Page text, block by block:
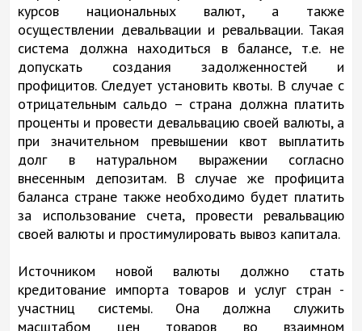
курсов национальных валют, а также
осуществлении девальвации и ревальвации. Такая
система должна находиться в балансе, т.е. не
допускать создания задолженностей и
профицитов. Следует установить квоты. В случае с
отрицательным сальдо – страна должна платить
проценты и провести девальвацию своей валюты, а
при значительном превышении квот выплатить
долг в натуральном выражении согласно
внесенным депозитам. В случае же профицита
баланса стране также необходимо будет платить
за использование счета, провести ревальвацию
своей валюты и простимулировать вывоз капитала.
Источником новой валюты должно стать
кредитование импорта товаров и услуг стран -
участниц системы. Она должна служить
масштабом цен товаров во взаимном